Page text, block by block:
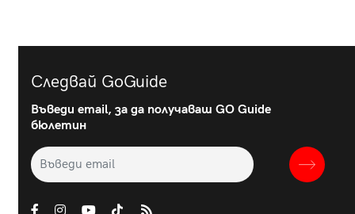
Следвай GoGuide
Въведи email, за да получаваш GO Guide
бюлетин